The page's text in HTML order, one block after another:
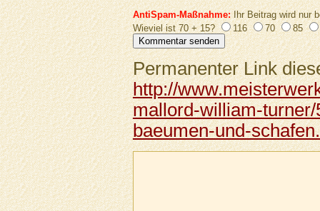
AntiSpam-Maßnahme:Ihr Beitrag wird nur
Wieviel ist 70 + 15?
116 70 85
Permanenter Link
http://
mallord-william-
baeumen-und-